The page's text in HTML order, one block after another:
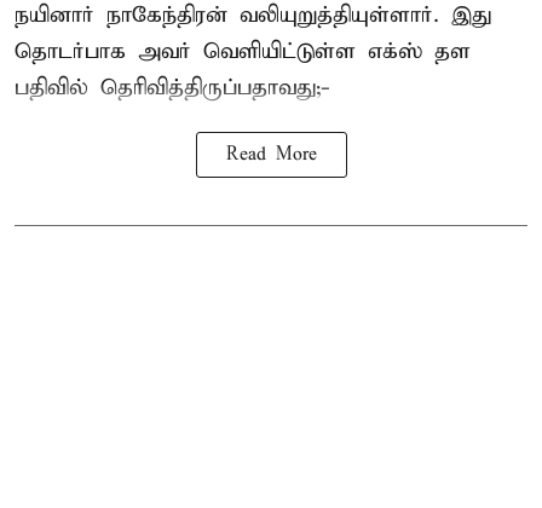
நயினார் நாகேந்திரன் வலியுறுத்தியுள்ளார். இது
தொடர்பாக அவர் வெளியிட்டுள்ள எக்ஸ் தள
பதிவில் தெரிவித்திருப்பதாவது;-
Read More